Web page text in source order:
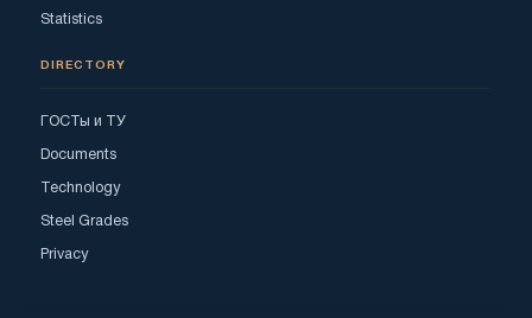
Statistics
DIRECTORY
ГОСТы и ТУ
Documents
Technology
Steel Grades
Privacy